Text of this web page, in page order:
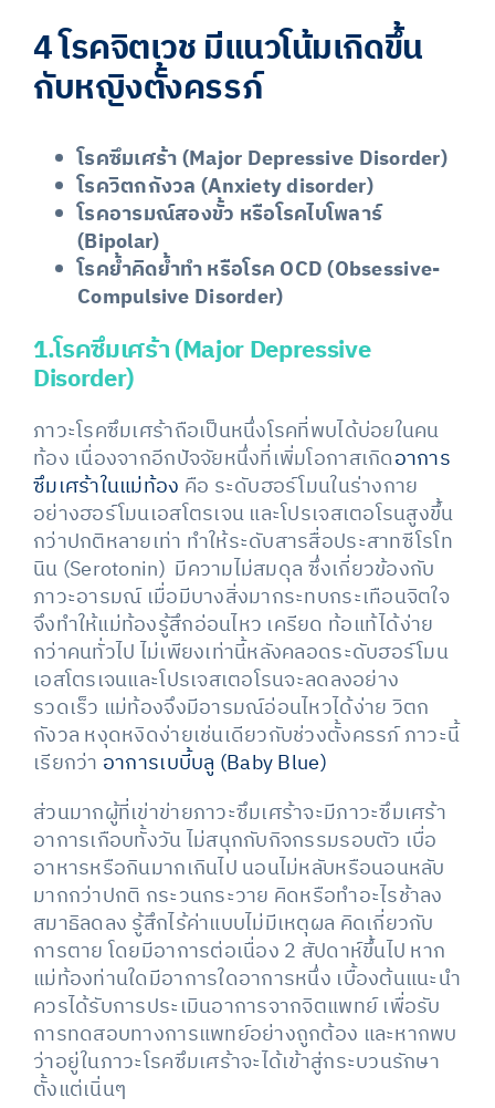
4 โรคจิตเวช มีแนวโน้มเกิดขึ้น
กับหญิงตั้งครรภ์
โรคซึมเศร้า (Major Depressive Disorder)
โรควิตกกังวล (Anxiety disorder)
โรคอารมณ์สองขั้ว หรือโรคไบโพลาร์
(Bipolar)
โรคย้ำคิดย้ำทำ หรือโรค OCD (Obsessive-
Compulsive Disorder)
1.โรคซึมเศร้า (Major Depressive
Disorder)
ภาวะโรคซึมเศร้าถือเป็นหนึ่งโรคที่พบได้บ่อยในคน
ท้อง เนื่องจากอีกปัจจัยหนึ่งที่เพิ่มโอกาสเกิดอาการ
ซึมเศร้าในแม่ท้อง คือ ระดับฮอร์โมนในร่างกาย
อย่างฮอร์โมนเอสโตรเจน และโปรเจสเตอโรนสูงขึ้น
กว่าปกติหลายเท่า ทำให้ระดับสารสื่อประสาทซีโรโท
นิน (Serotonin) มีความไม่สมดุล ซึ่งเกี่ยวข้องกับ
ภาวะอารมณ์ เมื่อมีบางสิ่งมากระทบกระเทือนจิตใจ
จึงทำให้แม่ท้องรู้สึกอ่อนไหว เครียด ท้อแท้ได้ง่าย
กว่าคนทั่วไป ไม่เพียงเท่านี้หลังคลอดระดับฮอร์โมน
เอสโตรเจนและโปรเจสเตอโรนจะลดลงอย่าง
รวดเร็ว แม่ท้องจึงมีอารมณ์อ่อนไหวได้ง่าย วิตก
กังวล หงุดหงิดง่ายเช่นเดียวกับช่วงตั้งครรภ์ ภาวะนี้
เรียกว่า อาการเบบี้บลู (Baby Blue)
ส่วนมากผู้ที่เข่าข่ายภาวะซึมเศร้าจะมีภาวะซึมเศร้า
อาการเกือบทั้งวัน ไม่สนุกกับกิจกรรมรอบตัว เบื่อ
อาหารหรือกินมากเกินไป นอนไม่หลับหรือนอนหลับ
มากกว่าปกติ กระวนกระวาย คิดหรือทำอะไรช้าลง
สมาธิลดลง รู้สึกไร้ค่าแบบไม่มีเหตุผล คิดเกี่ยวกับ
การตาย โดยมีอาการต่อเนื่อง 2 สัปดาห์ขึ้นไป หาก
แม่ท้องท่านใดมีอาการใดอาการหนึ่ง เบื้องต้นแนะนำ
ควรได้รับการประเมินอาการจากจิตแพทย์ เพื่อรับ
การทดสอบทางการแพทย์อย่างถูกต้อง และหากพบ
ว่าอยู่ในภาวะโรคซึมเศร้าจะได้เข้าสู่กระบวนรักษา
ตั้งแต่เนิ่นๆ